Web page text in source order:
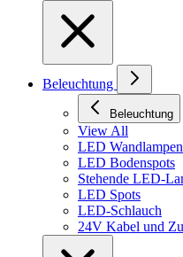
Beleuchtung
Beleuchtung
View All
LED Wandlampen
LED Bodenspots
Stehende LED-
LED Spots
LED-Schlauch
24V Kabel und